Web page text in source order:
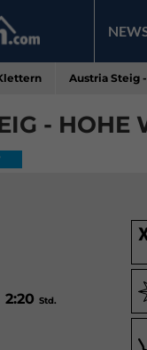
Austria Steig -
- HOHE
Std.